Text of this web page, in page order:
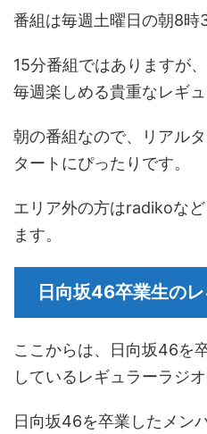
番組は毎週土曜日の朝8時
15分番組ではありますが
毎週楽しめる貴重なレギュ
朝の番組なので、リアル
タートにぴったりです。
エリア外の方はradikoな
ます。
日向坂46卒業生の
ここからは、日向坂46を
しているレギュラーラジオ
日向坂46を卒業したメン